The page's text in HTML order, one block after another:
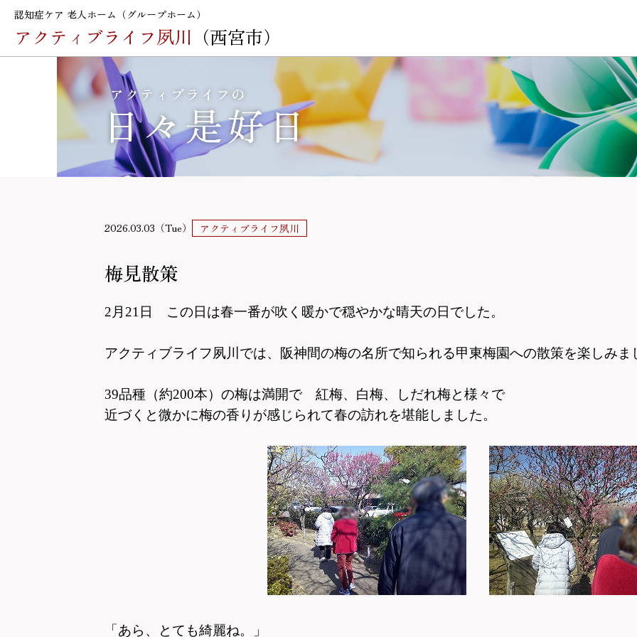
認知症ケア 老人ホーム（グループホーム）
アクティブライフ夙川 （西宮市）
2026.03.03（Tue） アクティブライフ夙川
梅見散策
2月21日 この日は春一番が吹く暖かで穏やかな晴天の日でした。
アクティブライフ夙川では、 阪神間の梅の名所で知られる甲東梅園への散策を楽しみま
39品種（約200本）の梅は満開で 紅梅、白梅、しだれ梅と様々で
近づくと微かに梅の香りが感じられて春の訪れを堪能しました。
「あら、とても綺麗ね。」